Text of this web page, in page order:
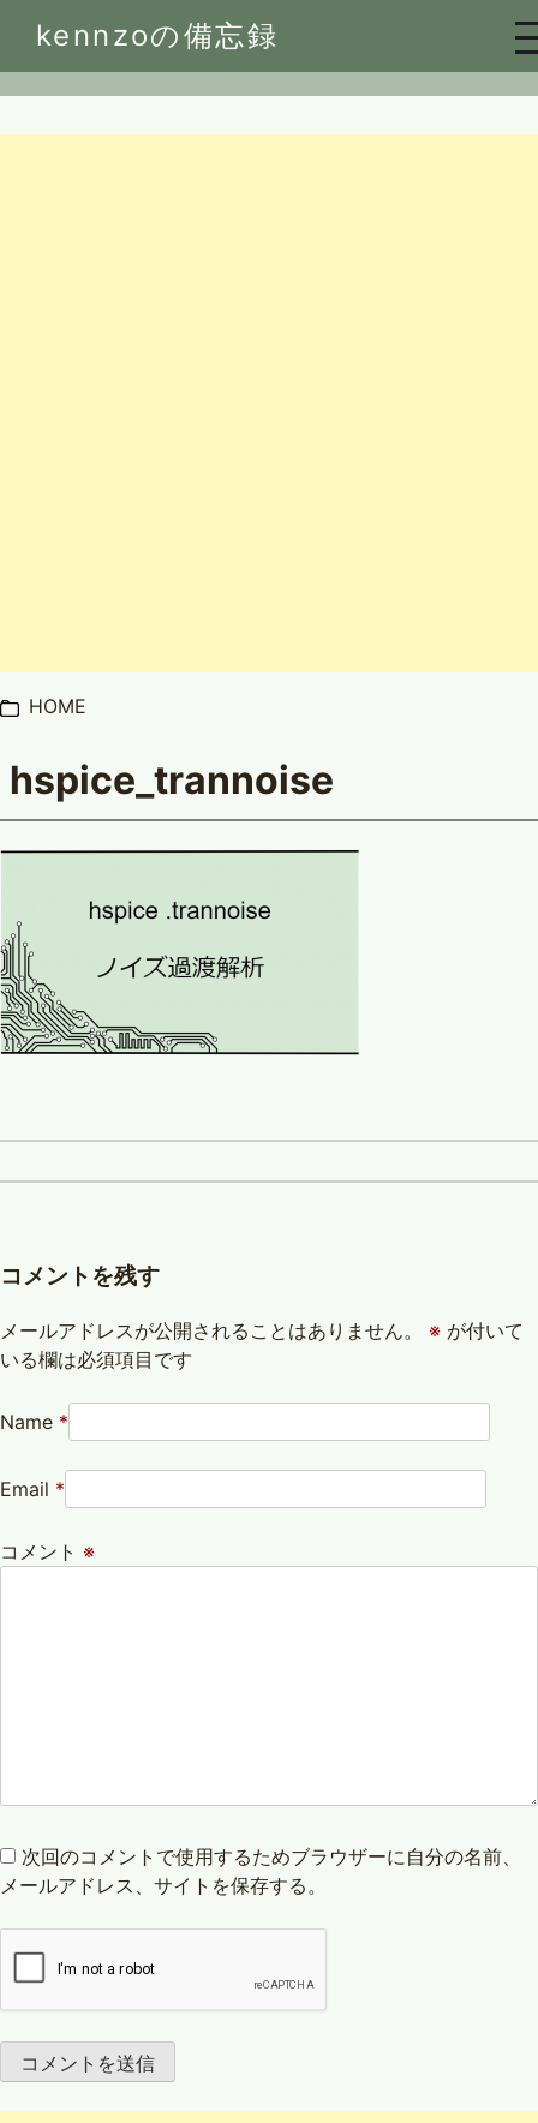
kennzoの備忘録
to
content
HOME
hspice_trannoise
コメントを残す
メールアドレスが公開されることはありません。 ※ が付いて
いる欄は必須項目です
Name *
Email *
コメント ※
次回のコメントで使用するためブラウザーに自分の名前、
メールアドレス、サイトを保存する。